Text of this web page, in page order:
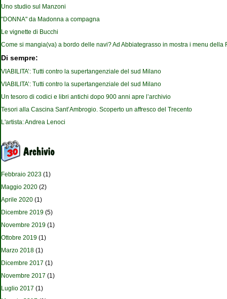
Uno studio sul Manzoni
"DONNA" da Madonna a compagna
Le vignette di Bucchi
Come si mangia(va) a bordo delle navi? Ad Abbiategrasso in mostra i menu della
Di sempre:
VIABILITA’: Tutti contro la supertangenziale del sud Milano
VIABILITA’: Tutti contro la supertangenziale del sud Milano
Un tesoro di codici e libri antichi dopo 900 anni apre l’archivio
Tesori alla Cascina Sant’Ambrogio. Scoperto un affresco del Trecento
L'artista: Andrea Lenoci
Febbraio 2023 (1)
Maggio 2020 (2)
Aprile 2020 (1)
Dicembre 2019 (5)
Novembre 2019 (1)
Ottobre 2019 (1)
Marzo 2018 (1)
Dicembre 2017 (1)
Novembre 2017 (1)
Luglio 2017 (1)